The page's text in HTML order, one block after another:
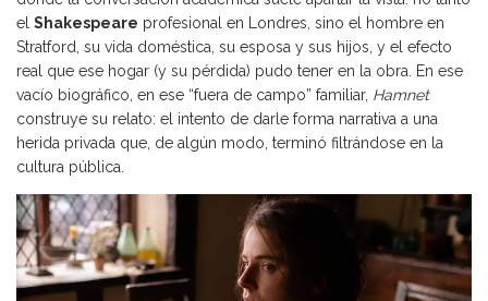
el Shakespeare profesional en Londres, sino el hombre en
Stratford, su vida doméstica, su esposa y sus hijos, y el efecto
real que ese hogar (y su pérdida) pudo tener en la obra. En ese
vacío biográfico, en ese “fuera de campo” familiar, Hamnet
construye su relato: el intento de darle forma narrativa a una
herida privada que, de algún modo, terminó filtrándose en la
cultura pública.